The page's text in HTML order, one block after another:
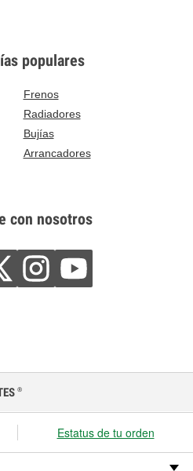
populares
Frenos
Radiadores
Bujías
Arrancadores
con nosotros
®
Estatus de tu orden